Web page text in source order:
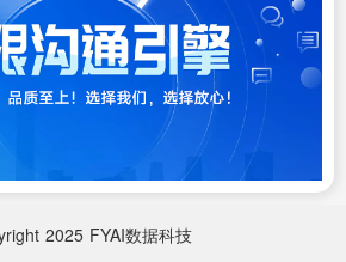
2025 FYAI数据科技